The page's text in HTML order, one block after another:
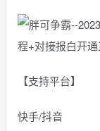
【支持平台】
快手/抖音